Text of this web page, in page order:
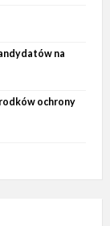
na
ochrony